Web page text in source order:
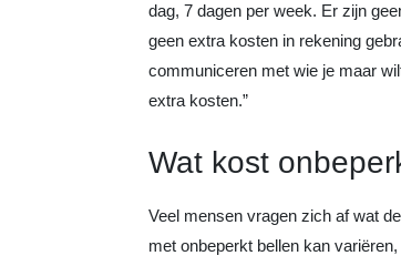
dag, 7 dagen per week. Er zijn
geen extra kosten in rekening
communiceren met wie je maar
extra kosten.”
Wat kost
Veel mensen vragen zich af wat
met onbeperkt bellen kan